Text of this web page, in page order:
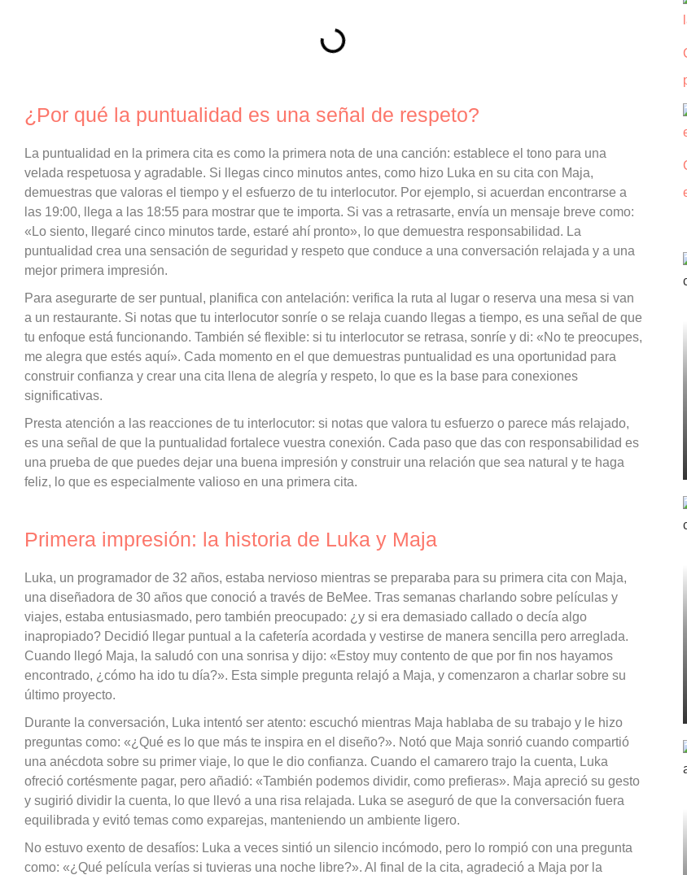
¿Por qué la puntualidad es una señal de respeto?
La puntualidad en la primera cita es como la primera nota de una canción: establece el tono para una
velada respetuosa y agradable. Si llegas cinco minutos antes, como hizo Luka en su cita con Maja,
demuestras que valoras el tiempo y el esfuerzo de tu interlocutor. Por ejemplo, si acuerdan encontrarse a
las 19:00, llega a las 18:55 para mostrar que te importa. Si vas a retrasarte, envía un mensaje breve como:
«Lo siento, llegaré cinco minutos tarde, estaré ahí pronto», lo que demuestra responsabilidad. La
puntualidad crea una sensación de seguridad y respeto que conduce a una conversación relajada y a una
mejor primera impresión.
Para asegurarte de ser puntual, planifica con antelación: verifica la ruta al lugar o reserva una mesa si van
a un restaurante. Si notas que tu interlocutor sonríe o se relaja cuando llegas a tiempo, es una señal de que
tu enfoque está funcionando. También sé flexible: si tu interlocutor se retrasa, sonríe y di: «No te preocupes,
me alegra que estés aquí». Cada momento en el que demuestras puntualidad es una oportunidad para
construir confianza y crear una cita llena de alegría y respeto, lo que es la base para conexiones
significativas.
Presta atención a las reacciones de tu interlocutor: si notas que valora tu esfuerzo o parece más relajado,
es una señal de que la puntualidad fortalece vuestra conexión. Cada paso que das con responsabilidad es
una prueba de que puedes dejar una buena impresión y construir una relación que sea natural y te haga
feliz, lo que es especialmente valioso en una primera cita.
Primera impresión: la historia de Luka y Maja
Luka, un programador de 32 años, estaba nervioso mientras se preparaba para su primera cita con Maja,
una diseñadora de 30 años que conoció a través de BeMee. Tras semanas charlando sobre películas y
viajes, estaba entusiasmado, pero también preocupado: ¿y si era demasiado callado o decía algo
inapropiado? Decidió llegar puntual a la cafetería acordada y vestirse de manera sencilla pero arreglada.
Cuando llegó Maja, la saludó con una sonrisa y dijo: «Estoy muy contento de que por fin nos hayamos
encontrado, ¿cómo ha ido tu día?». Esta simple pregunta relajó a Maja, y comenzaron a charlar sobre su
último proyecto.
Durante la conversación, Luka intentó ser atento: escuchó mientras Maja hablaba de su trabajo y le hizo
preguntas como: «¿Qué es lo que más te inspira en el diseño?». Notó que Maja sonrió cuando compartió
una anécdota sobre su primer viaje, lo que le dio confianza. Cuando el camarero trajo la cuenta, Luka
ofreció cortésmente pagar, pero añadió: «También podemos dividir, como prefieras». Maja apreció su gesto
y sugirió dividir la cuenta, lo que llevó a una risa relajada. Luka se aseguró de que la conversación fuera
equilibrada y evitó temas como exparejas, manteniendo un ambiente ligero.
No estuvo exento de desafíos: Luka a veces sintió un silencio incómodo, pero lo rompió con una pregunta
como: «¿Qué película verías si tuvieras una noche libre?». Al final de la cita, agradeció a Maja por la